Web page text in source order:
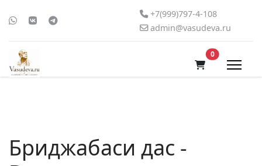
+7(999)797-4-108
admin@vasudeva.ru
0В корзину
Бриджабаси дас -